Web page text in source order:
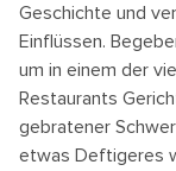
Geschichte und
Einflüssen.
um in einem der
Restaurants
gebratener
etwas Deftigeres